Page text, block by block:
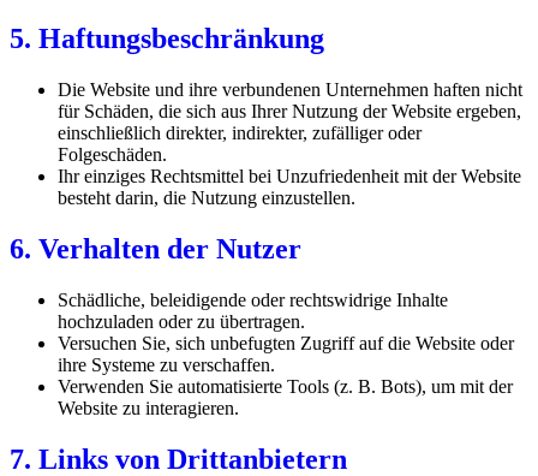
5. Haftungsbeschränkung
Die Website und ihre verbundenen Unternehmen haften nicht
für Schäden, die sich aus Ihrer Nutzung der Website ergeben,
einschließlich direkter, indirekter, zufälliger oder
Folgeschäden.
Ihr einziges Rechtsmittel bei Unzufriedenheit mit der Website
besteht darin, die Nutzung einzustellen.
6. Verhalten der Nutzer
Schädliche, beleidigende oder rechtswidrige Inhalte
hochzuladen oder zu übertragen.
Versuchen Sie, sich unbefugten Zugriff auf die Website oder
ihre Systeme zu verschaffen.
Verwenden Sie automatisierte Tools (z. B. Bots), um mit der
Website zu interagieren.
7. Links von Drittanbietern